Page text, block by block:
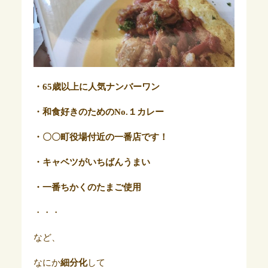
・65歳以上に人気ナンバーワン
・和食好きのためのNo.１カレー
・〇〇町役場付近の一番店です！
・キャベツがいちばんうまい
・一番ちかくのたまご使用
・・・
など、
なにか細分化して